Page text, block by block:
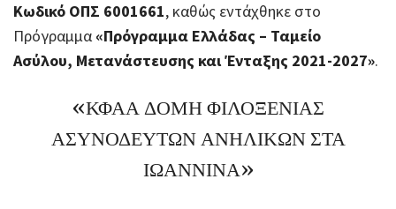
Κωδικό ΟΠΣ 6001661, καθώς εντάχθηκε στο
Πρόγραμμα«Πρόγραμμα Ελλάδας – Ταμείο
Ασύλου, Μετανάστευσης και Ένταξης 2021-2027».
«ΚΦΑΑ ΔΟΜΗ ΦΙΛΟΞΕΝΙΑΣ
ΑΣΥΝΟΔΕΥΤΩΝ ΑΝΗΛΙΚΩΝ ΣΤΑ
ΙΩΑΝΝΙΝΑ»